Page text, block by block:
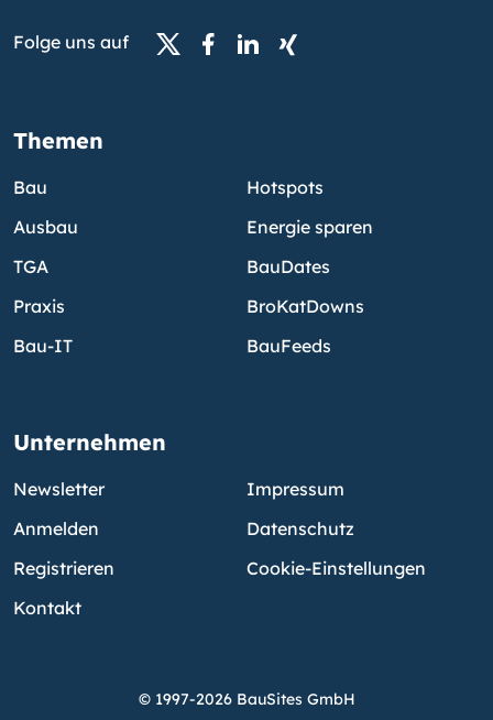
Folge uns auf
Themen
Bau
Ausbau
TGA
Praxis
Bau-IT
Hotspots
Energie sparen
BauDates
BroKatDowns
BauFeeds
Unternehmen
Newsletter
Anmelden
Registrieren
Kontakt
Impressum
Datenschutz
Cookie-Einstellungen
© 1997-2026 BauSites GmbH